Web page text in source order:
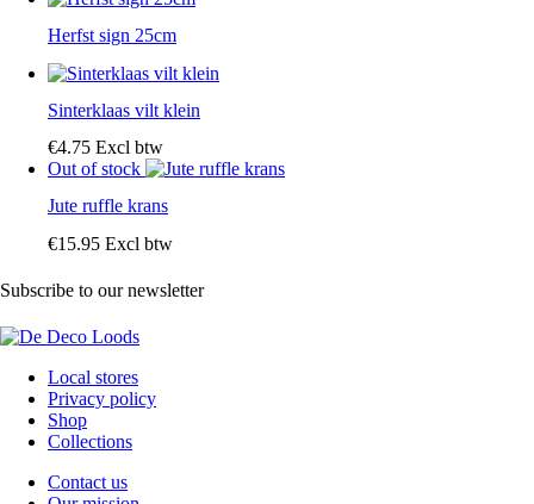
Herfst sign 25cm
Sinterklaas vilt klein
€4.75 Excl btw
Out of stock
Jute ruffle krans
€15.95 Excl btw
Subscribe to our newsletter
Local stores
Privacy policy
Shop
Collections
Contact us